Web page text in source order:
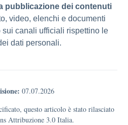
pubblicazione dei contenuti
video, elenchi e documenti
sui canali ufficiali rispettino le
dati personali.
07.07.2026
questo articolo è stato rilasciato
Attribuzione 3.0 Italia.